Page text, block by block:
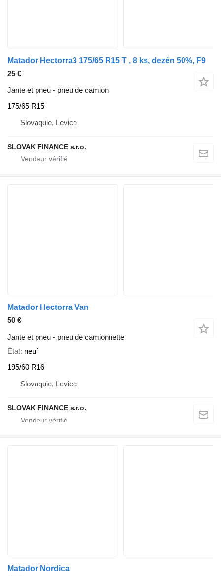
Matador Hectorra3 175/65 R15 T , 8 ks, dezén 50%, F9
25 €
Jante et pneu - pneu de camion
175/65 R15
Slovaquie, Levice
SLOVAK FINANCE s.r.o.
Matador Hectorra Van
50 €
Jante et pneu - pneu de camionnette
État neuf
195/60 R16
Slovaquie, Levice
SLOVAK FINANCE s.r.o.
Matador Nordica